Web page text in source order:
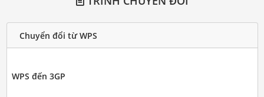
Chuyển đổi từ WPS
WPS đến 3GP